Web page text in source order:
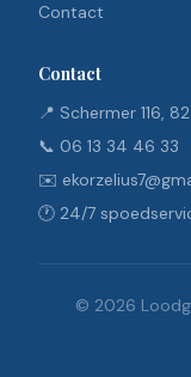
Contact
Contact
📍 Schermer 116,
📞 06 13 34 46 33
✉️
🕐 24/7
© 2026